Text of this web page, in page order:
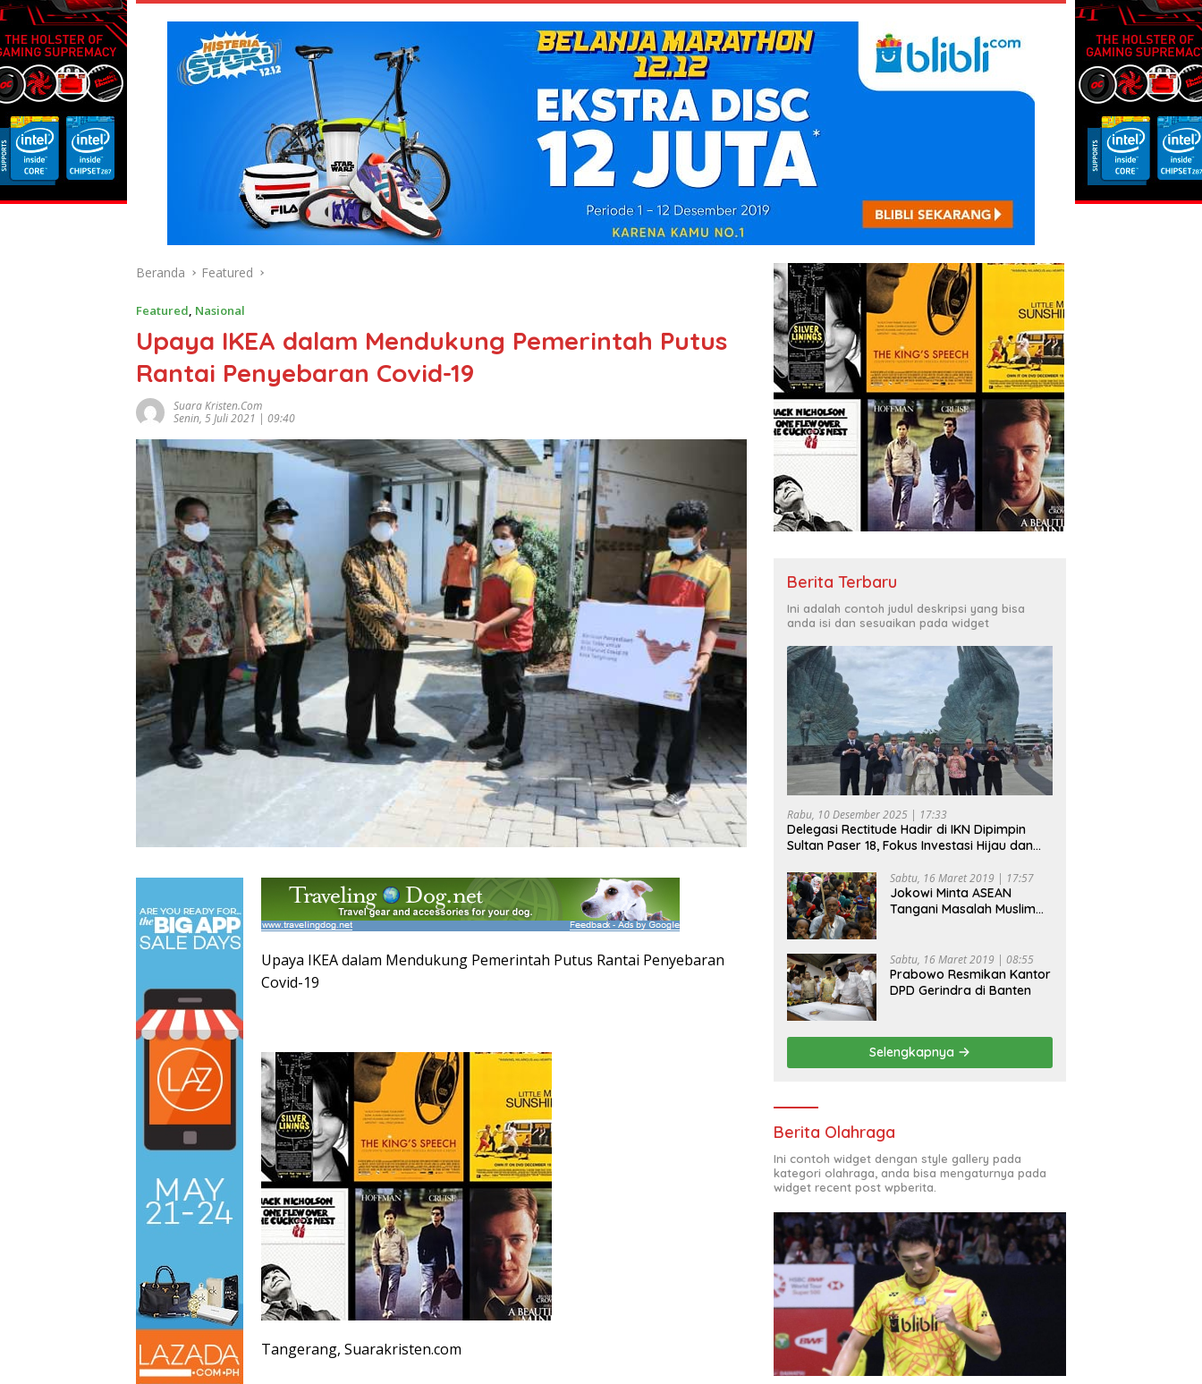
Beranda Featured
Featured, Nasional
Upaya IKEA dalam Mendukung Pemerintah Putus
Rantai Penyebaran Covid-19
Suara Kristen.com
Senin, 5 Juli 2021 | 09:40
Upaya IKEA dalam Mendukung Pemerintah Putus Rantai Penyebaran
Covid-19
Tangerang, Suarakristen.com
Berita Terbaru
Ini adalah contoh judul deskripsi yang bisa
anda isi dan sesuaikan pada widget
Rabu, 10 Desember 2025 | 17:33
Delegasi Rectitude Hadir di IKN Dipimpin
Sultan Paser 18, Fokus Investasi Hijau dan
Sabtu, 16 Maret 2019 | 17:57
Jokowi Minta ASEAN
Tangani Masalah Muslim
Sabtu, 16 Maret 2019 | 08:55
Prabowo Resmikan Kantor
DPD Gerindra di Banten
Selengkapnya
Berita Olahraga
Ini contoh widget dengan style gallery pada
kategori olahraga, anda bisa mengaturnya pada
widget recent post wpberita.